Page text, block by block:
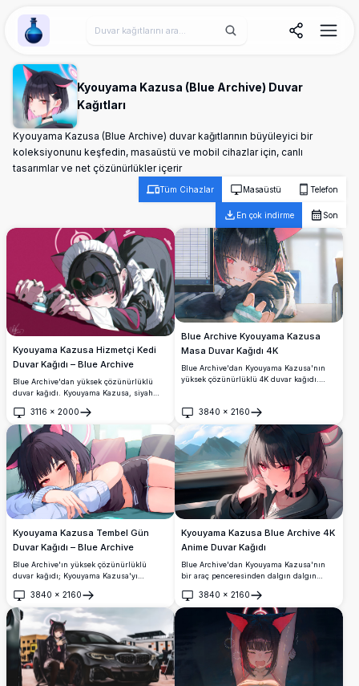
Wallpaper Alchemy
Kyouyama Kazusa (Blue Archive) Duvar
Kağıtları
Kyouyama Kazusa (Blue Archive) duvar kağıtlarının büyüleyici bir
koleksiyonunu keşfedin, masaüstü ve mobil cihazlar için, canlı
tasarımlar ve net çözünürlükler içerir
Tüm Cihazlar Masaüstü Telefon
En çok indirme Son
Kyouyama Kazusa Hizmetçi Kedi
Duvar Kağıdı – Blue Archive
Blue Archive'dan yüksek çözünürlüklü
duvar kağıdı. Kyouyama Kazusa, siyah
koyu gözlükler ve yanağında kalp
işaretiyle canlı pembe-kırmızı bir arka
plan önünde şık bir pozda uzanıyor.
3116 × 2000
Aç
Blue Archive Kyouyama Kazusa
Masa Duvar Kağıdı 4K
Blue Archive'dan Kyouyama Kazusa'nın
yüksek çözünürlüklü 4K duvar kağıdı.
canlı anime sanat tarzında bir görsel.
3840 × 2160
Aç
Kyouyama Kazusa Tembel Gün
Duvar Kağıdı – Blue Archive
Blue Archive'ın yüksek çözünürlüklü
duvar kağıdı; Kyouyama Kazusa'yı
kırmızı gözleriyle, koyu renk crop top
giyerek uzanırken gösteriyor. Oyun
hayranları için mükemmel 4K anime duvar
3840 × 2160
Aç
Kyouyama Kazusa Blue Archive 4K
Anime Duvar Kağıdı
Blue Archive'dan Kyouyama Kazusa'nın
bir araç penceresinden dalgın dalgın
manzarasına sahip muhteşem 4K duvar
kağıdı. Koyu saçlar, keskin kırmızı gözler
ve kasvetli estetik bu ultra HD sanat
eserini gerçekten büyüleyici kılmaktadır.
3840 × 2160
Aç